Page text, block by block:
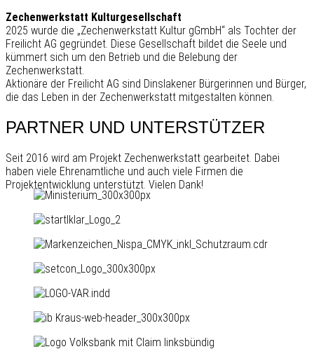
Zechenwerkstatt Kulturgesellschaft
2025 wurde die „Zechenwerkstatt Kultur gGmbH“ als Tochter der
Freilicht AG gegründet. Diese Gesellschaft bildet die Seele und
kümmert sich um den Betrieb und die Belebung der
Zechenwerkstatt.
Aktionäre der Freilicht AG sind Dinslakener Bürgerinnen und Bürger,
die das Leben in der Zechenwerkstatt mitgestalten können.
PARTNER UND UNTERSTÜTZER
Seit 2016 wird am Projekt Zechenwerkstatt gearbeitet. Dabei
haben viele Ehrenamtliche und auch viele Firmen die
Projektentwicklung unterstützt. Vielen Dank!